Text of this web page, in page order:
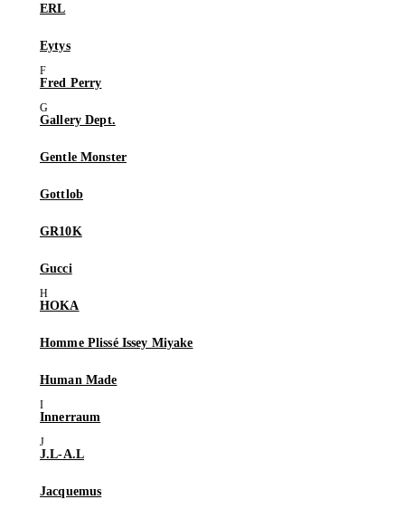
ERL
Eytys
Fred Perry
Gallery Dept.
Gentle Monster
Gottlob
GR10K
Gucci
HOKA
Homme Plissé Issey Miyake
Human Made
Innerraum
J.L-A.L
Jacquemus